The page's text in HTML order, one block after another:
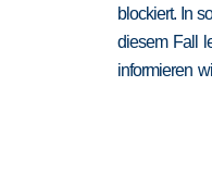
blockiert. In
diesem Fall
informieren